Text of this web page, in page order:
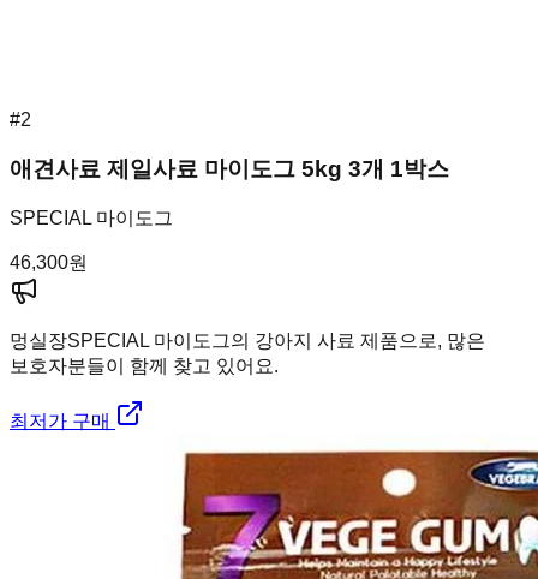
#2
애견사료 제일사료 마이도그 5kg 3개 1박스
SPECIAL 마이도그
46,300원
멍실장SPECIAL 마이도그의 강아지 사료 제품으로, 많은
보호자분들이 함께 찾고 있어요.
최저가 구매